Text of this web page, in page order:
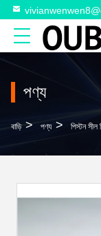
পণ্য
বাড়ি > পণ্য > পিস্টন সীল